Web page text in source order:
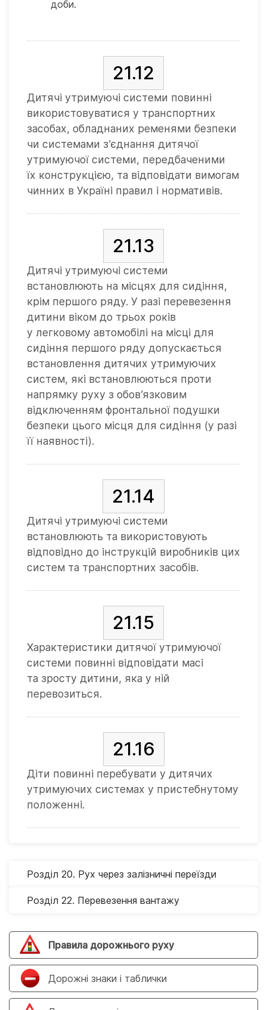
доби.
21.12
Дитячі утримуючі системи повинні
використовуватися у транспортних
засобах, обладнаних ременями безпеки
чи системами з’єднання дитячої
утримуючої системи, передбаченими
їх конструкцією, та відповідати вимогам
чинних в Україні правил і нормативів.
21.13
Дитячі утримуючі системи
встановлюють на місцях для сидіння,
крім першого ряду. У разі перевезення
дитини віком до трьох років
у легковому автомобілі на місці для
сидіння першого ряду допускається
встановлення дитячих утримуючих
систем, які встановлюються проти
напрямку руху з обов’язковим
відключенням фронтальної подушки
безпеки цього місця для сидіння (у разі
її наявності).
21.14
Дитячі утримуючі системи
встановлюють та використовують
відповідно до інструкцій виробників цих
систем та транспортних засобів.
21.15
Характеристики дитячої утримуючої
системи повинні відповідати масі
та зросту дитини, яка у ній
перевозиться.
21.16
Діти повинні перебувати у дитячих
утримуючих системах у пристебнутому
положенні.
Розділ 20. Рух через залізничні переїзди
Розділ 22. Перевезення вантажу
Правила дорожнього руху
Дорожні знаки і таблички